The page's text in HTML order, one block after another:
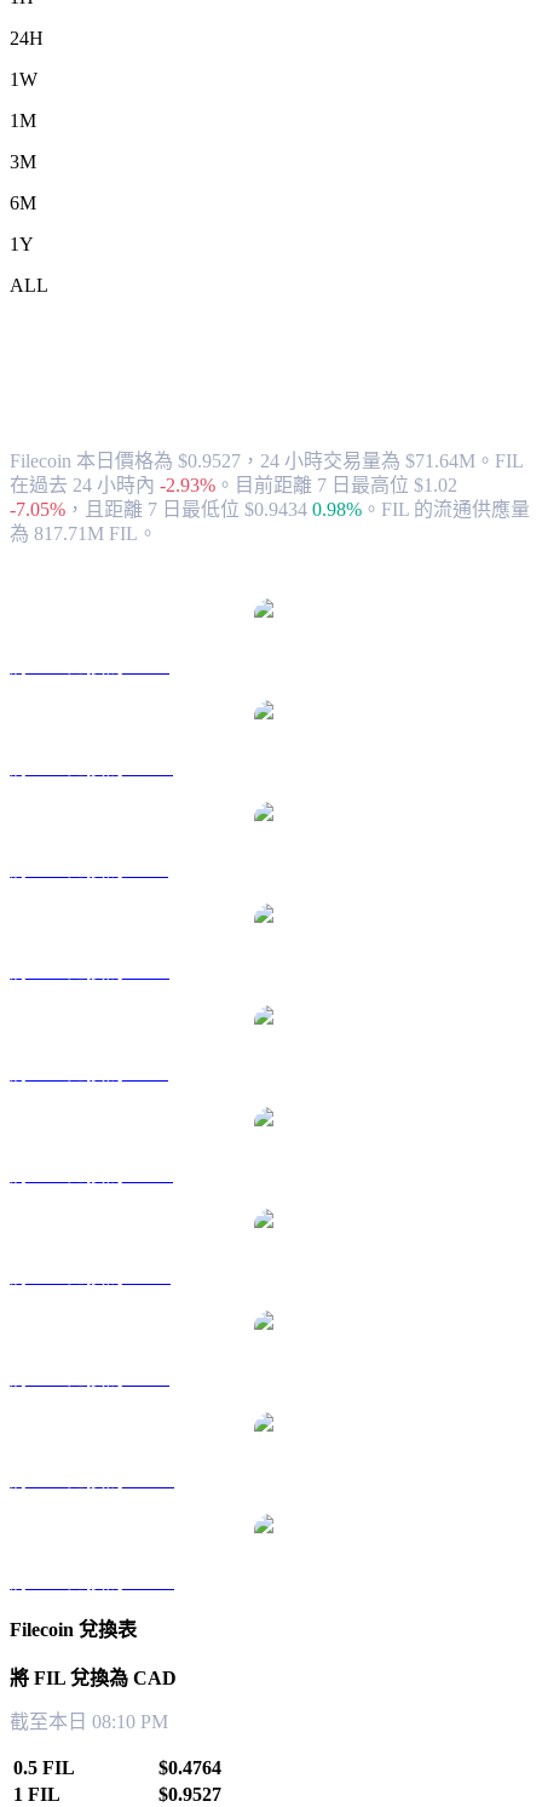
24H
1W
1M
3M
6M
1Y
ALL
Filecoin 本日價格為 $0.9527，24 小時交易量為 $71.64M。FIL
在過去 24 小時內 -2.93% 。 目前距離 7 日最高位 $1.02
-7.05% ， 且距離 7 日最低位 $0.9434 0.98% 。 FIL 的流通供應量
為 817.71M FIL。
Filecoin 兌換表
將 FIL 兌換為 CAD
截至本日 08:10 PM
0.5 FIL
$0.4764
1 FIL
$0.9527